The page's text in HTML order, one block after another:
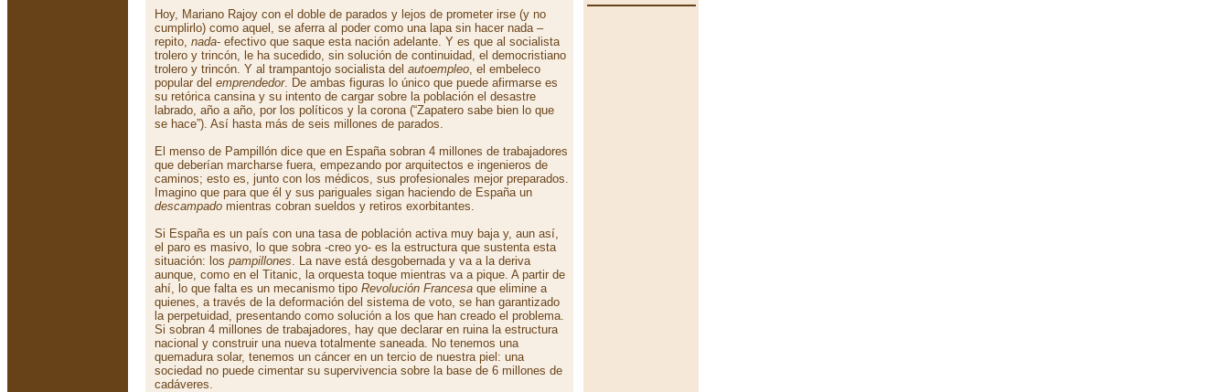
Hoy, Mariano Rajoy con el doble de parados y lejos de prometer irse (y no
cumplirlo) como aquel, se aferra al poder como una lapa sin hacer nada –
repito, nada- efectivo que saque esta nación adelante. Y es que al socialista
trolero y trincón, le ha sucedido, sin solución de continuidad, el democristiano
trolero y trincón. Y al trampantojo socialista del autoempleo, el embeleco
popular del emprendedor. De ambas figuras lo único que puede afirmarse es
su retórica cansina y su intento de cargar sobre la población el desastre
labrado, año a año, por los políticos y la corona (“Zapatero sabe bien lo que
se hace”). Así hasta más de seis millones de parados.
El menso de Pampillón dice que en España sobran 4 millones de trabajadores
que deberían marcharse fuera, empezando por arquitectos e ingenieros de
caminos; esto es, junto con los médicos, sus profesionales mejor preparados.
Imagino que para que él y sus pariguales sigan haciendo de España un
descampado mientras cobran sueldos y retiros exorbitantes.
Si España es un país con una tasa de población activa muy baja y, aun así,
el paro es masivo, lo que sobra -creo yo- es la estructura que sustenta esta
situación: los pampillones. La nave está desgobernada y va a la deriva
aunque, como en el Titanic, la orquesta toque mientras va a pique. A partir de
ahí, lo que falta es un mecanismo tipo Revolución Francesa que elimine a
quienes, a través de la deformación del sistema de voto, se han garantizado
la perpetuidad, presentando como solución a los que han creado el problema.
Si sobran 4 millones de trabajadores, hay que declarar en ruina la estructura
nacional y construir una nueva totalmente saneada. No tenemos una
quemadura solar, tenemos un cáncer en un tercio de nuestra piel: una
sociedad no puede cimentar su supervivencia sobre la base de 6 millones de
cadáveres.